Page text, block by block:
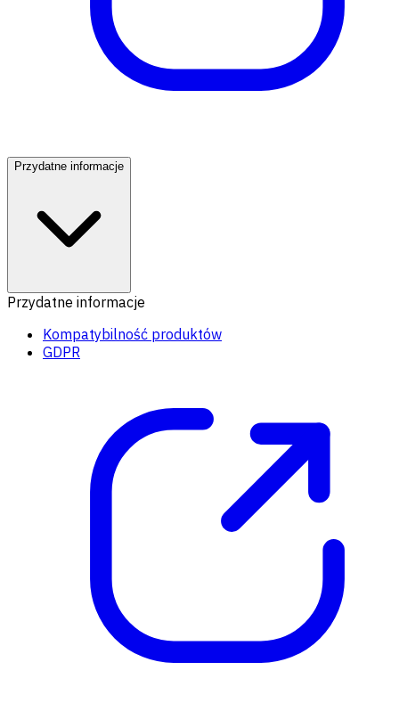
Przydatne informacje
Przydatne informacje
Kompatybilność produktów
GDPR